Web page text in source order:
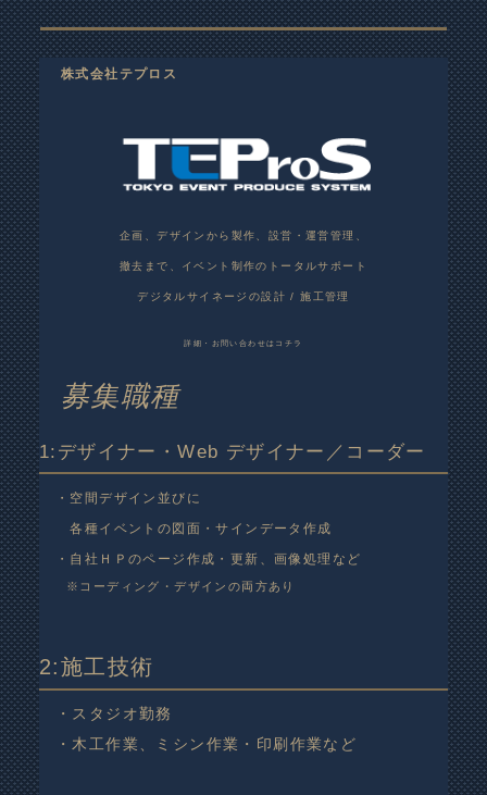
株式会社テプロス
企画、デザインから製作、設営・運営管理、
撤去まで、イベント制作のトータルサポート
デジタルサイネージの設計 / 施工管理
詳細・お問い合わせはコチラ
募集職種
1:デザイナー・Web デザイナー／コーダー
・空間デザイン並びに
各種イベントの図面・サインデータ作成
・自社ＨＰのページ作成・更新、画像処理など
※コーディング・デザインの両方あり
2:施工技術
・スタジオ勤務
・木工作業、ミシン作業・印刷作業など